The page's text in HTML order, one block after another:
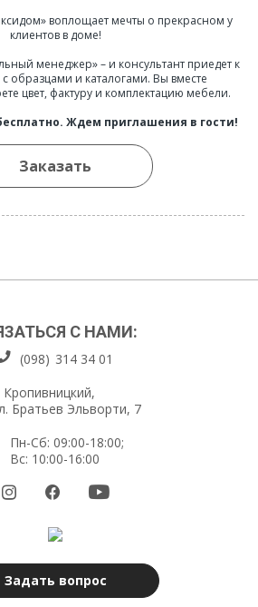
воплощает мечты о прекрасном у
клиентов в доме!
менеджер» – и консультант приедет к
образцами и каталогами. Вы вместе
цвет, фактуру и комплектацию мебели.
Ждем приглашения в гости!
Заказать
С НАМИ:
(098) 314 34 01
Кропивницкий,
Братьев Эльворти, 7
Пн-Сб: 09:00-18:00;
Вс: 10:00-16:00
Задать вопрос